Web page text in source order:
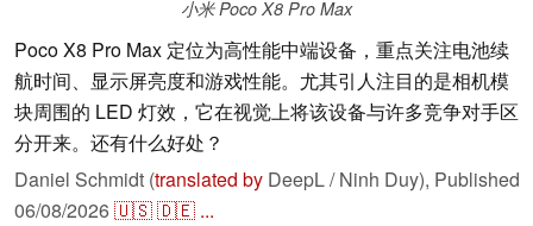
小米 Poco X8 Pro Max
Poco X8 Pro Max 定位为高性能中端设备，重点关注电池续
航时间、显示屏亮度和游戏性能。尤其引人注目的是相机模
块周围的 LED 灯效，它在视觉上将该设备与许多竞争对手区
分开来。还有什么好处？
Daniel Schmidt (translated by DeepL / Ninh Duy), Published
06/08/2026🇺🇸🇩🇪 ...